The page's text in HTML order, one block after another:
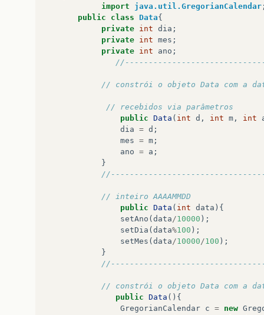
import
java.util.GregorianCalendar
public
class Data{
private int dia ;
private int mes ;
private int ano ;
// constrói o objeto Data com a
// recebidos via parâmetros
public Data ( int d , int m , int
dia = d ;
mes = m ;
ano = a ;
}
// inteiro AAAAMMDD
public Data ( int data ){
setAno ( data /10000 );
setDia ( data%100 );
setMes ( data /10000 /100 );
}
// constrói o objeto Data com a
public Data (){
GregorianCalendar c = new